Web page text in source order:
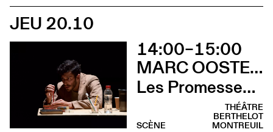
JEU 20.10
14:00–15:00
MARC OOSTERHOFF
Les Promesses de l’incertitude
THÉÂTRE
BERTHELOT
MONTREUIL
SCÈNE